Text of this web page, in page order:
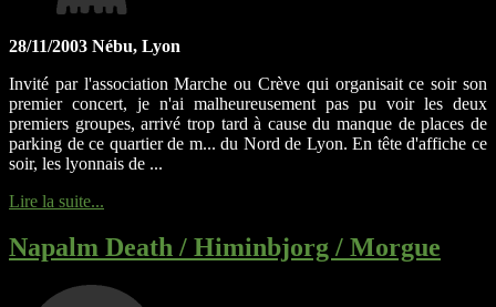
28/11/2003 Nébu, Lyon
Invité par l'association Marche ou Crève qui organisait ce soir son
premier concert, je n'ai malheureusement pas pu voir les deux
premiers groupes, arrivé trop tard à cause du manque de places de
parking de ce quartier de m... du Nord de Lyon. En tête d'affiche ce
soir, les lyonnais de ...
Lire la suite...
Napalm Death / Himinbjorg / Morgue